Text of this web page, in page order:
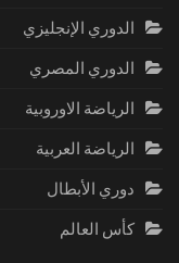
الدوري الإنجليزي
الدوري المصري
الرياضة الاوروبية
الرياضة العربية
دوري الأبطال
كأس العالم